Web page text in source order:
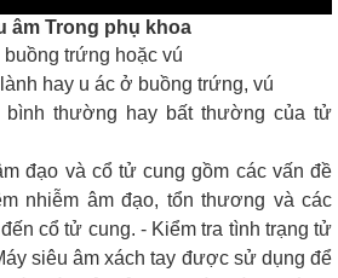
âm Trong phụ khoa
trứng hoặc vú
hay u ác ở buồng trứng, vú
thường hay bất thường của tử
đạo và cổ tử cung gồm các vấn đề
nhiễm âm đạo, tổn thương và các
cổ tử cung. - Kiểm tra tình trạng tử
siêu âm xách tay được sử dụng để